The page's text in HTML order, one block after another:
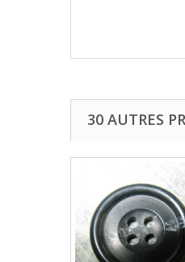
30 AUTRES